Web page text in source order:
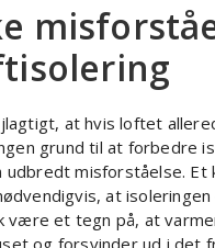
at hvis loftet
grund til at forbedre
udbredt misforståelse. Et
at isoleringen
være et tegn på, at
og forsvinder ud i det